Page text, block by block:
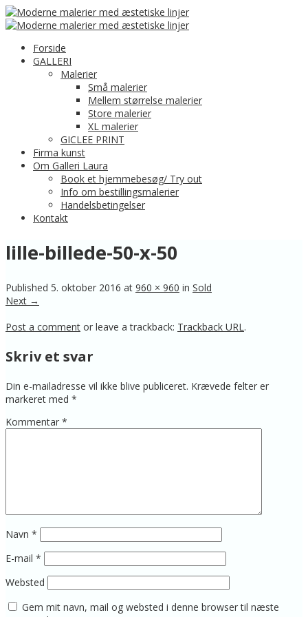
Forside
GALLERI
Malerier
Små malerier
Mellem størrelse malerier
Store malerier
XL malerier
GICLEE PRINT
Firma kunst
Om Galleri Laura
Book et hjemmebesøg/ Try out
Info om bestillingsmalerier
Handelsbetingelser
Kontakt
lille-billede-50-x-50
Published 5. oktober 2016 at 960 × 960 in Sold
Next →
Post a comment or leave a trackback: Trackback URL.
Skriv et svar
Din e-mailadresse vil ikke blive publiceret. Krævede felter er
markeret med *
Kommentar *
Navn *
E-mail *
Websted
Gem mit navn, mail og websted i denne browser til næste